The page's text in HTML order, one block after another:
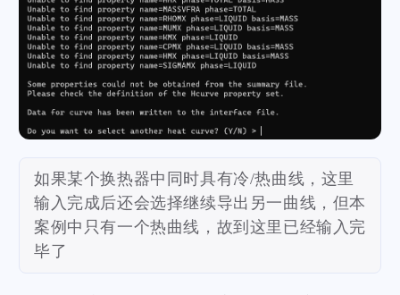
如果某个换热器中同时具有冷/热曲线，这里
输入完成后还会选择继续导出另一曲线，但本
案例中只有一个热曲线，故到这里已经输入完
毕了